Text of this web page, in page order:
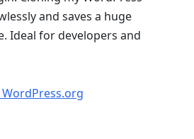
and saves a huge
Ideal for developers and
WordPress.org